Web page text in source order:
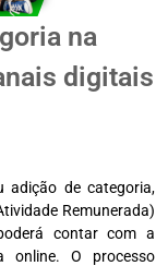
na
digitais
adição de categoria,
Remunerada)
contar com a
online. O processo